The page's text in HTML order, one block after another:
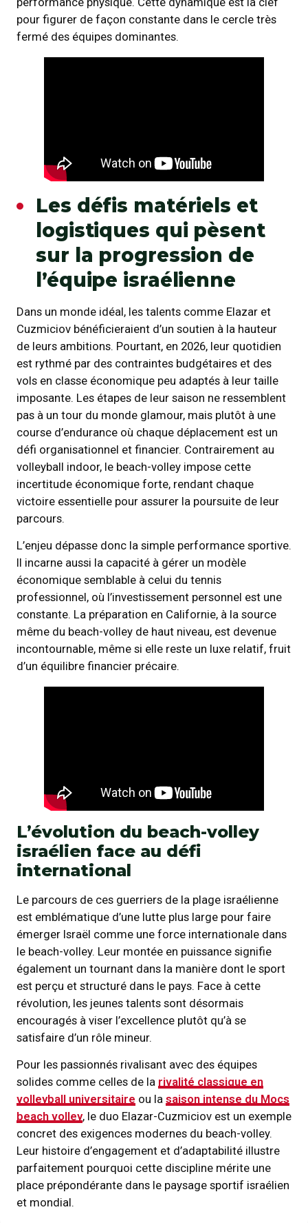
pour figurer de façon constante dans le cercle très
fermé des équipes dominantes.
Les défis matériels et
logistiques qui pèsent
sur la progression de
l’équipe israélienne
Dans un monde idéal, les talents comme Elazar et
Cuzmiciov bénéficieraient d’un soutien à la hauteur
de leurs ambitions. Pourtant, en 2026, leur quotidien
est rythmé par des contraintes budgétaires et des
vols en classe économique peu adaptés à leur taille
imposante. Les étapes de leur saison ne ressemblent
pas à un tour du monde glamour, mais plutôt à une
course d’endurance où chaque déplacement est un
défi organisationnel et financier. Contrairement au
volleyball indoor, le beach-volley impose cette
incertitude économique forte, rendant chaque
victoire essentielle pour assurer la poursuite de leur
parcours.
L’enjeu dépasse donc la simple performance sportive.
Il incarne aussi la capacité à gérer un modèle
économique semblable à celui du tennis
professionnel, où l’investissement personnel est une
constante. La préparation en Californie, à la source
même du beach-volley de haut niveau, est devenue
incontournable, même si elle reste un luxe relatif, fruit
d’un équilibre financier précaire.
L’évolution du beach-volley
israélien face au défi
international
Le parcours de ces guerriers de la plage israélienne
est emblématique d’une lutte plus large pour faire
émerger Israël comme une force internationale dans
le beach-volley. Leur montée en puissance signifie
également un tournant dans la manière dont le sport
est perçu et structuré dans le pays. Face à cette
révolution, les jeunes talents sont désormais
encouragés à viser l’excellence plutôt qu’à se
satisfaire d’un rôle mineur.
Pour les passionnés rivalisant avec des équipes
solides comme celles de la rivalité classique en
volleyball universitaire ou la saison intense du Mocs
beach volley, le duo Elazar-Cuzmiciov est un exemple
concret des exigences modernes du beach-volley.
Leur histoire d’engagement et d’adaptabilité illustre
parfaitement pourquoi cette discipline mérite une
place prépondérante dans le paysage sportif israélien
et mondial.